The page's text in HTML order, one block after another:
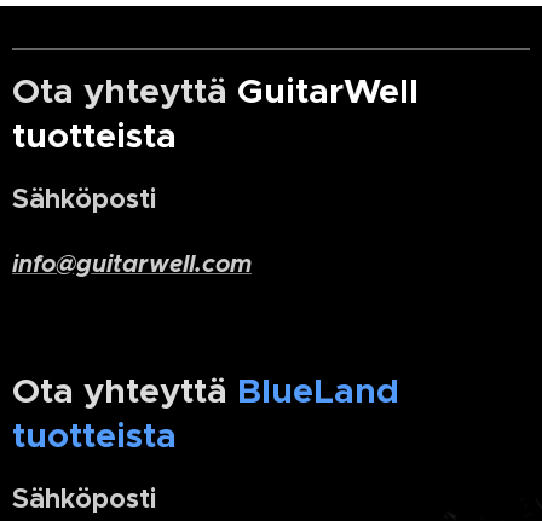
Ota yhteyttä GuitarWell
tuotteista
Sähköposti
info@guitarwell.com
Ota yhteyttä BlueLand
tuotteista
Sähköposti